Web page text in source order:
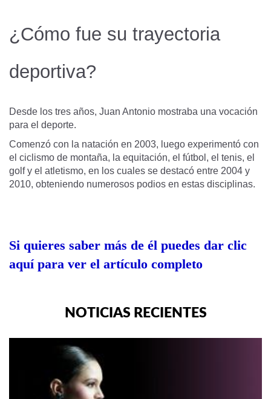
¿Cómo fue su trayectoria
deportiva?
Desde los tres años, Juan Antonio mostraba una vocación
para el deporte.
Comenzó con la natación en 2003, luego experimentó con
el ciclismo de montaña, la equitación, el fútbol, el tenis, el
golf y el atletismo, en los cuales se destacó entre 2004 y
2010, obteniendo numerosos podios en estas disciplinas.
Si quieres saber más de él puedes dar clic
aquí para ver el artículo completo
NOTICIAS RECIENTES